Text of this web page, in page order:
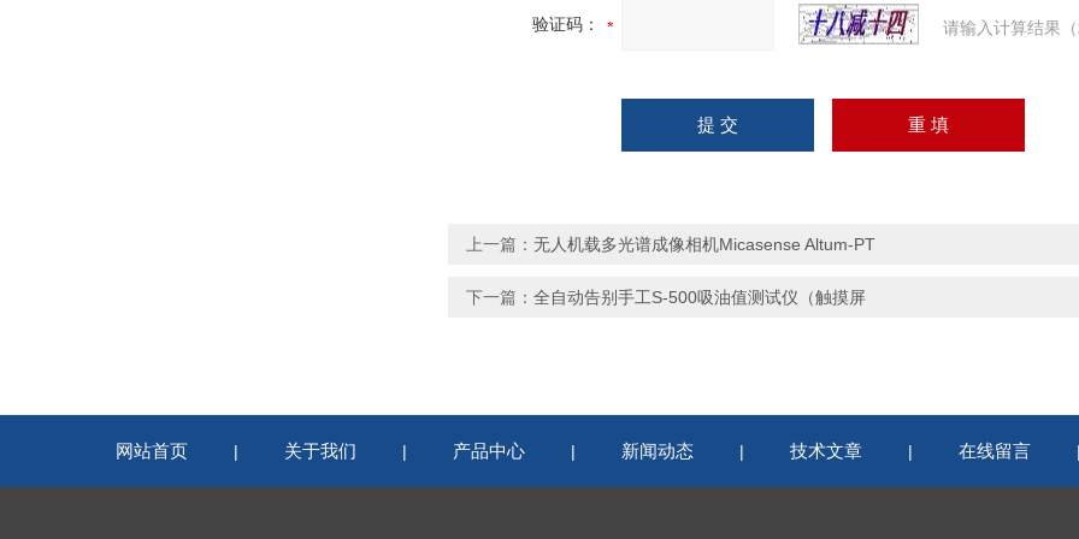
验证码： 请输入计算结果
上一篇： 无人机载多光谱成像相机Micasense Altum-PT
下一篇： 全自动告别手工S-500吸油值测试仪（触摸屏
网站首页 | 关于我们 | 产品中心 | 新闻动态 | 技术文章 | 在线留言